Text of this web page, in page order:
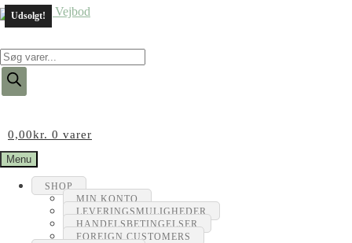
Products
search
0,00kr. 0 varer
Menu
SHOP
MIN KONTO
LEVERINGSMULIGHEDER
HANDELSBETINGELSER
FOREIGN CUSTOMERS
Udsolgt!